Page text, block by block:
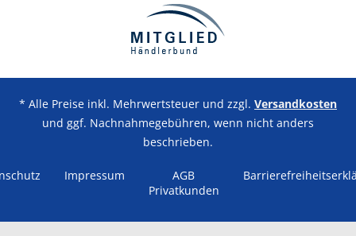
* Alle Preise inkl. Mehrwertsteuer und zzgl. Versandkosten
und ggf. Nachnahmegebühren, wenn nicht anders
beschrieben.
Impressum
AGB
Privatkunden